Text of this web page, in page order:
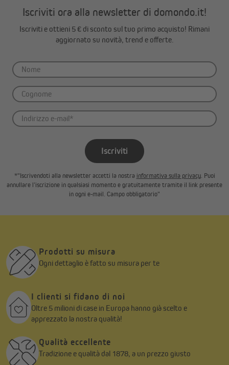
Iscriviti ora alla newsletter di domondo.it!
Iscriviti e ottieni 5 € di sconto sul tuo primo acquisto! Rimani
aggiornato su novità, trend e offerte.
Iscriviti
*"Iscrivendoti alla newsletter accetti la nostra informativa sulla privacy. Puoi
annullare l’iscrizione in qualsiasi momento e gratuitamente tramite il link presente
in ogni e-mail. Campo obbligatorio"
Prodotti su misura
Ogni dettaglio è fatto su misura per te
I clienti si fidano di noi
Oltre 5 milioni di case in Europa hanno già scelto e
apprezzato la nostra qualità!
Qualità eccellente
Tradizione e qualità dal 1878, a un prezzo giusto